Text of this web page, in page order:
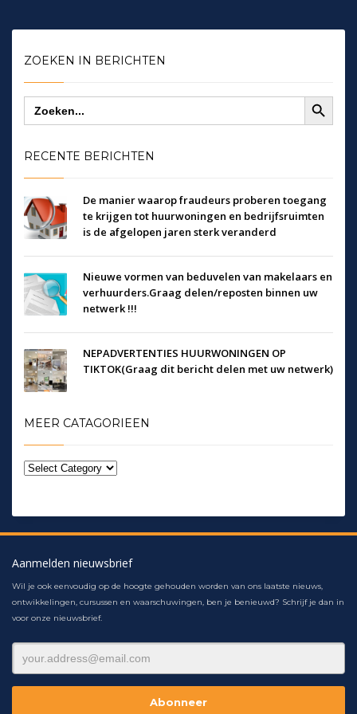
ZOEKEN IN BERICHTEN
Zoek
naar:
Zoekknop
RECENTE BERICHTEN
De manier waarop fraudeurs proberen toegang
te krijgen tot huurwoningen en bedrijfsruimten
is de afgelopen jaren sterk veranderd
Nieuwe vormen van beduvelen van makelaars en
verhuurders.Graag delen/reposten binnen uw
netwerk !!!
NEPADVERTENTIES HUURWONINGEN OP
TIKTOK(Graag dit bericht delen met uw netwerk)
MEER CATAGORIEEN
Aanmelden nieuwsbrief
Wil je ook eenvoudig op de hoogte gehouden worden van ons laatste nieuws,
ontwikkelingen, cursussen en waarschuwingen, ben je benieuwd? Schrijf je dan in
voor onze nieuwsbrief.